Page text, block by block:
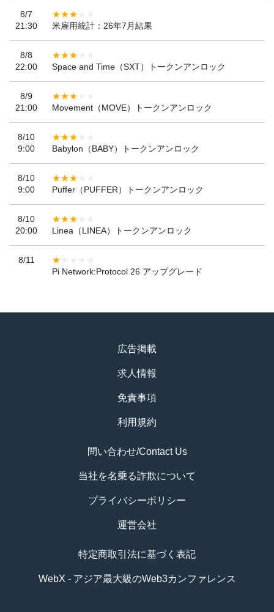
8/7
21:30
米雇用統計：26年7月結果
8/8
22:00
Space and Time（SXT）トークンアンロック
8/9
21:00
Movement（MOVE）トークンアンロック
8/10
9:00
Babylon（BABY）トークンアンロック
8/10
9:00
Puffer（PUFFER）トークンアンロック
8/10
20:00
Linea（LINEA）トークンアンロック
8/11
Pi Network:Protocol 26 アップグレード
広告掲載
求人情報
免責事項
利用規約
問い合わせ/Contact Us
当社を名乗る詐欺について
プライバシーポリシー
運営会社
特定商取引法に基づく表記
WebX - アジア最大級のWeb3カンファレンス